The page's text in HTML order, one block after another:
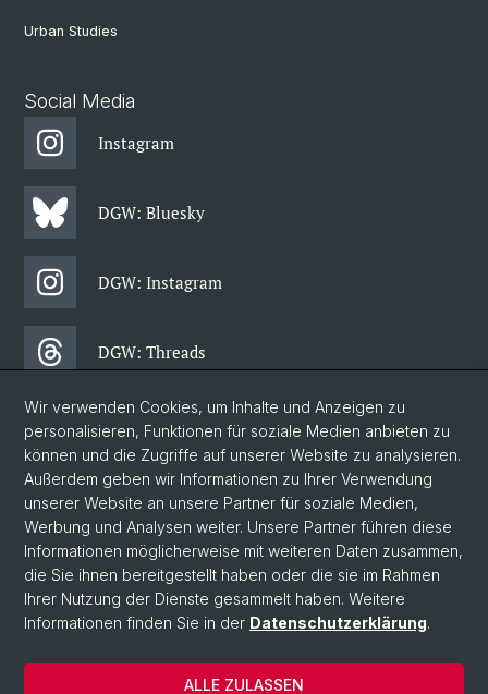
Urban Studies
Social Media
Instagram
DGW: Bluesky
DGW: Instagram
DGW: Threads
DGW: Facebook
DGW: Newsletter
© Universität Basel
Philosophisch-Historische Fakultät
Departement Gesellschaftswissenschaften
Home
Wir verwenden Cookies, um Inhalte und Anzeigen zu
personalisieren, Funktionen für soziale Medien anbieten zu
können und die Zugriffe auf unserer Website zu analysieren.
Außerdem geben wir Informationen zu Ihrer Verwendung
unserer Website an unsere Partner für soziale Medien,
Werbung und Analysen weiter. Unsere Partner führen diese
Informationen möglicherweise mit weiteren Daten zusammen,
die Sie ihnen bereitgestellt haben oder die sie im Rahmen
Ihrer Nutzung der Dienste gesammelt haben. Weitere
Informationen finden Sie in der Datenschutzerklärung.
ALLE ZULASSEN